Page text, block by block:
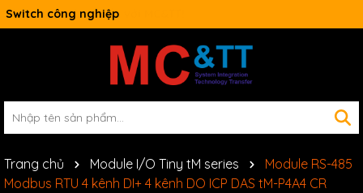
Switch công nghiệp
Trang chủ Module I/O Tiny tM series
Module RS-485
Modbus RTU 4 kênh DI+ 4 kênh DO ICP DAS tM-P4A4 CR